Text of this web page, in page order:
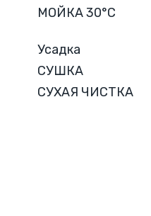
МОЙКА 30°C
Усадка
СУШКА
СУХАЯ ЧИСТКА